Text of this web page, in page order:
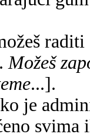
Možeš
...].
je